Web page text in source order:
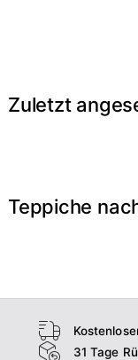
Zuletzt
Teppiche
Wohnzimmer
31 Tage